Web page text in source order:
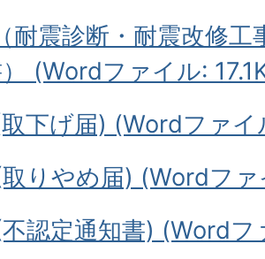
耐震診断・耐震改修
(Wordファイル:
下げ届) (Wordファイ
りやめ届) (Wordフ
認定通知書) (Wordフ